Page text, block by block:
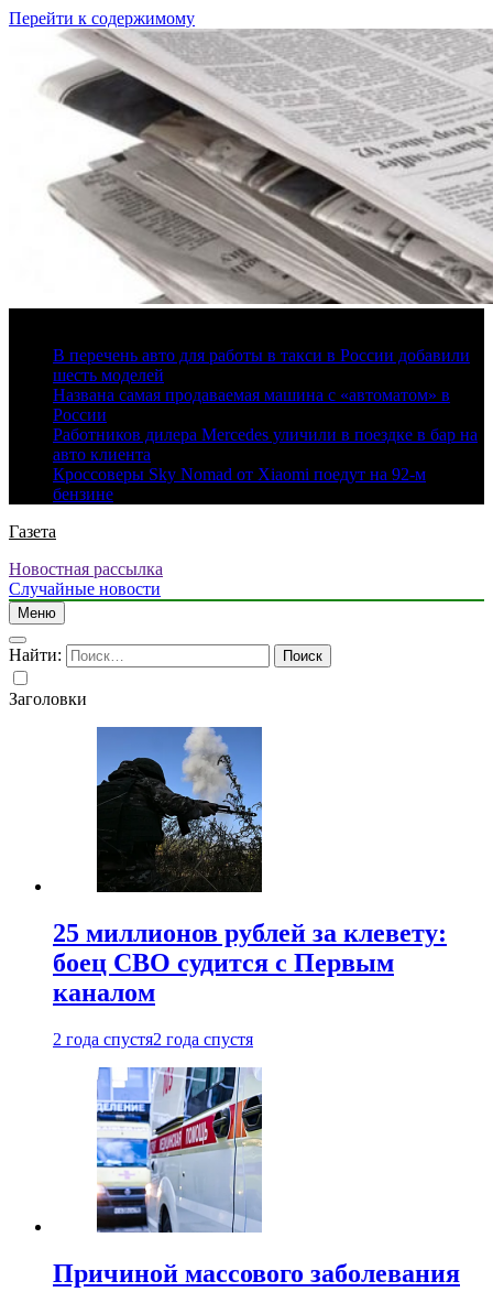
Перейти к содержимому
В перечень авто для работы в такси в России добавили
шесть моделей
Названа самая продаваемая машина с «автоматом» в
России
Работников дилера Mercedes уличили в поездке в бар на
авто клиента
Кроссоверы Sky Nomad от Xiaomi поедут на 92-м
бензине
Газета
Новостная рассылка
Случайные новости
Меню
Найти:
Заголовки
25 миллионов рублей за клевету:
боец СВО судится с Первым
каналом
2 года спустя2 года спустя
Причиной массового заболевания